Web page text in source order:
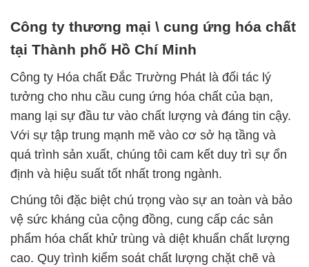
Công ty thương mại \ cung ứng hóa chất
tại Thành phố Hồ Chí Minh
Công ty Hóa chất Đắc Trường Phát là đối tác lý
tưởng cho nhu cầu cung ứng hóa chất của bạn,
mang lại sự đầu tư vào chất lượng và đáng tin cậy.
Với sự tập trung mạnh mẽ vào cơ sở hạ tầng và
quá trình sản xuất, chúng tôi cam kết duy trì sự ổn
định và hiệu suất tốt nhất trong ngành.
Chúng tôi đặc biệt chú trọng vào sự an toàn và bảo
vệ sức kháng của cộng đồng, cung cấp các sản
phẩm hóa chất khử trùng và diệt khuẩn chất lượng
cao. Quy trình kiểm soát chất lượng chặt chẽ và